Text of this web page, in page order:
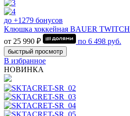
до +1279 бонусов
Клюшка хоккейная BAUER TWITCH
от 25 990 ₽
по 6 498 руб.
быстрый просмотр
В избранное
НОВИНКА